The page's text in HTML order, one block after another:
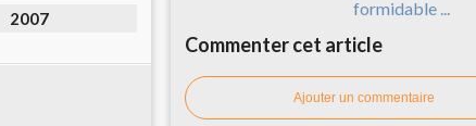
2007
formidable ...
Commenter cet article
Ajouter un commentaire